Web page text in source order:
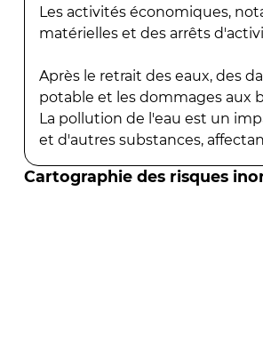
Les activités économiques,
matérielles et des arrêts
Après le retrait des eaux, des
potable et les dommages aux
La pollution de l'eau est un
et d'autres substances,
Cartographie des risques